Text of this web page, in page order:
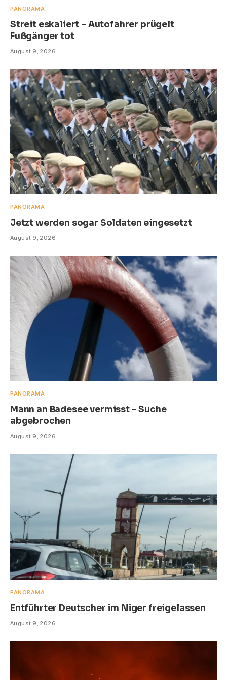
PANORAMA
Streit eskaliert – Autofahrer prügelt
Fußgänger tot
August 9, 2026
PANORAMA
Jetzt werden sogar Soldaten eingesetzt
August 9, 2026
PANORAMA
Mann an Badesee vermisst – Suche
abgebrochen
August 9, 2026
PANORAMA
Entführter Deutscher im Niger freigelassen
August 9, 2026